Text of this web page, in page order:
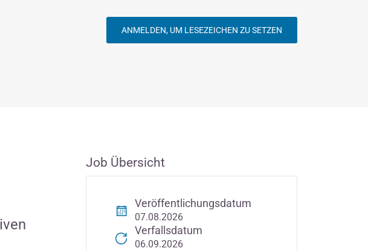
ANMELDEN, UM LESEZEICHEN ZU SETZEN
Job Übersicht
Veröffentlichungsdatum
07.08.2026
Verfallsdatum
06.09.2026